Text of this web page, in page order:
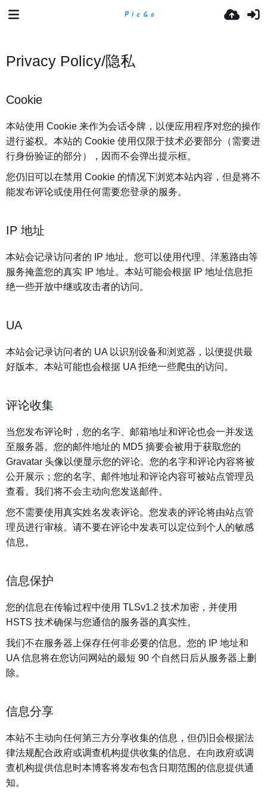
Privacy Policy/隐私
Cookie
本站使用 Cookie 来作为会话令牌，以便应用程序对您的操作
进行鉴权。本站的 Cookie 使用仅限于技术必要部分（需要进
行身份验证的部分），因而不会弹出提示框。
您仍旧可以在禁用 Cookie 的情况下浏览本站内容，但是将不
能发布评论或使用任何需要您登录的服务。
IP 地址
本站会记录访问者的 IP 地址。您可以使用代理、洋葱路由等
服务掩盖您的真实 IP 地址。本站可能会根据 IP 地址信息拒
绝一些开放中继或攻击者的访问。
UA
本站会记录访问者的 UA 以识别设备和浏览器，以便提供最
好版本。本站可能也会根据 UA 拒绝一些爬虫的访问。
评论收集
当您发布评论时，您的名字、邮箱地址和评论也会一并发送
至服务器。您的邮件地址的 MD5 摘要会被用于获取您的
Gravatar 头像以便显示您的评论。您的名字和评论内容将被
公开展示；您的名字、邮件地址和评论内容可被站点管理员
查看。我们将不会主动向您发送邮件。
您不需要使用真实姓名发表评论。您发表的评论将由站点管
理员进行审核。请不要在评论中发表可以定位到个人的敏感
信息。
信息保护
您的信息在传输过程中使用 TLSv1.2 技术加密，并使用
HSTS 技术确保与您通信的服务器的真实性。
我们不在服务器上保存任何非必要的信息。您的 IP 地址和
UA 信息将在您访问网站的最短 90 个自然日后从服务器上删
除。
信息分享
本站不主动向任何第三方分享收集的信息，但仍旧会根据法
律法规配合政府或调查机构提供收集的信息。在向政府或调
查机构提供信息时本博客将发布包含日期范围的信息提供通
知。